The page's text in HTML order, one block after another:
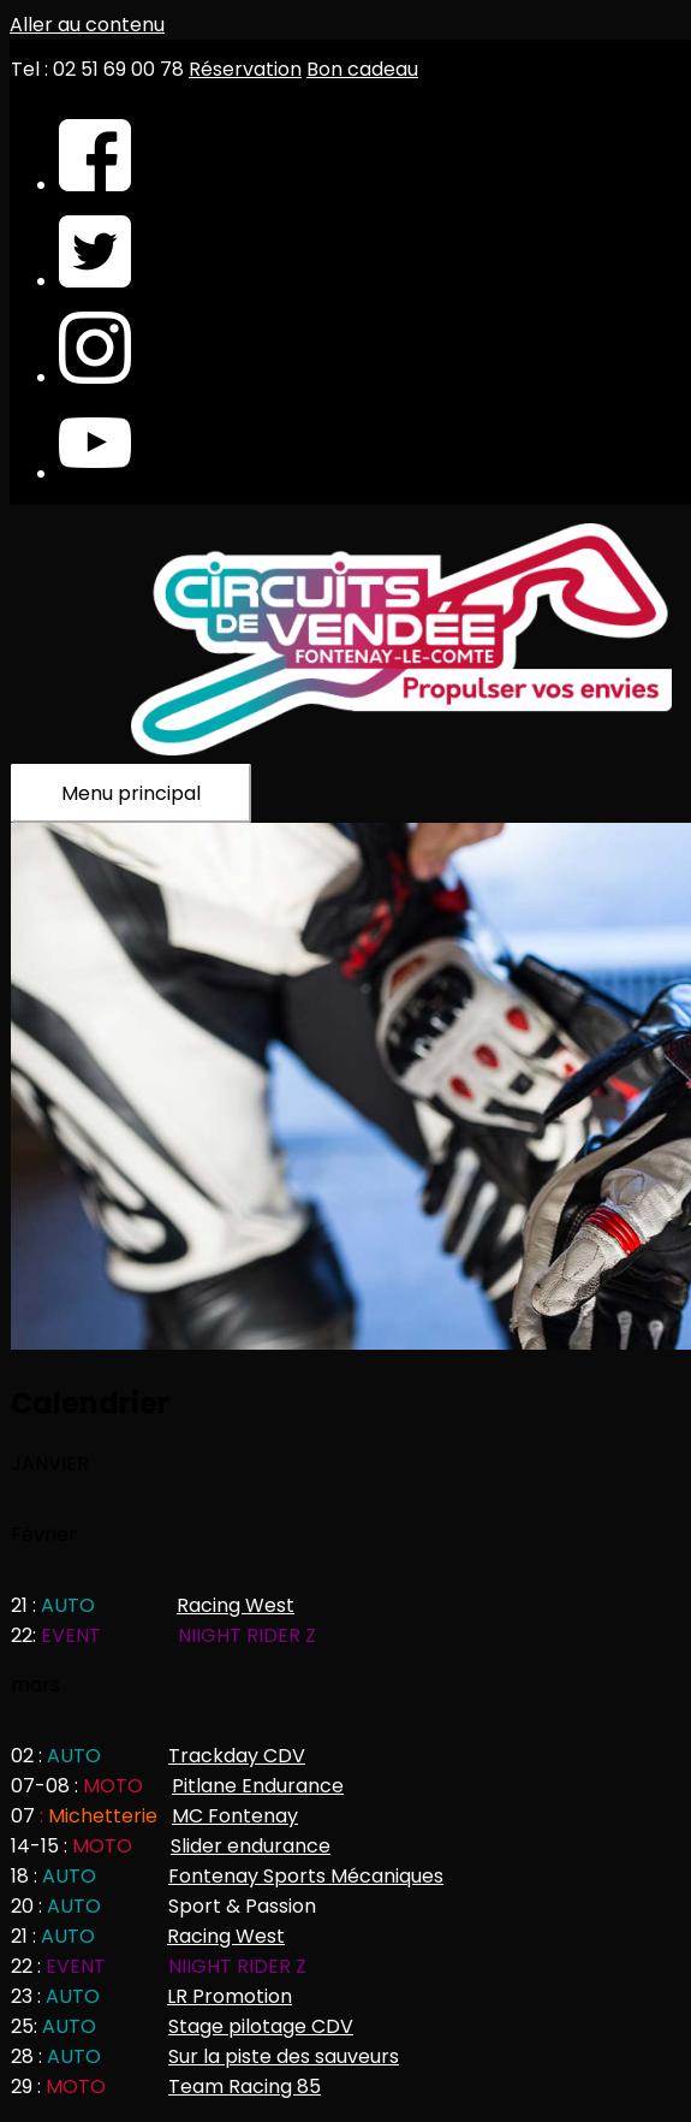
Aller au contenu
Tel : 02 51 69 00 78 Réservation Bon cadeau
Menu principal
21 : AUTO
Racing West
22: EVENT NIIGHT RIDER Z
02 : AUTO
Trackday CDV
07-08 : MOTO
Pitlane Endurance
07 : Michetterie MC Fontenay
14-15 : MOTO
Slider endurance
18 : AUTO
Fontenay Sports Mécaniques
20 : AUTO
Sport & Passion
21 : AUTO
Racing West
22 : EVENT NIIGHT RIDER Z
23 : AUTO
LR Promotion
25: AUTO
Stage pilotage CDV
28 : AUTO
Sur la piste des sauveurs
29 : MOTO Team Racing 85